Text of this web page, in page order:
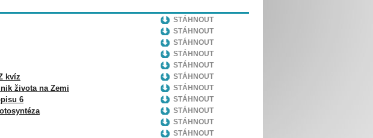
STÁHNOUT
STÁHNOUT
STÁHNOUT
STÁHNOUT
STÁHNOUT
kvíz
STÁHNOUT
života na Zemi
STÁHNOUT
6
STÁHNOUT
STÁHNOUT
STÁHNOUT
STÁHNOUT